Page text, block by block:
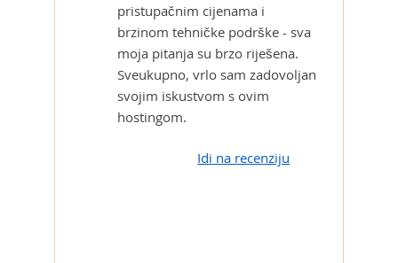
pristupačnim cijenama i
brzinom tehničke podrške - sva
moja pitanja su brzo riješena.
Sveukupno, vrlo sam zadovoljan
svojim iskustvom s ovim
hostingom.
Idi na recenziju